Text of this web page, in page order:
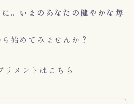
。いまのあなたの健やかな毎
始めてみませんか？
メントはこちら